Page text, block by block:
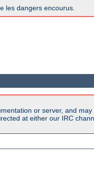
les dangers encourus.
or server, and
at either our IRC